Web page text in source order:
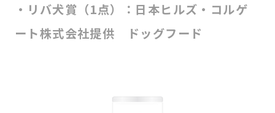
・リバ犬賞（1点）：日本ヒルズ・コルゲ
ート株式会社提供 ドッグフード